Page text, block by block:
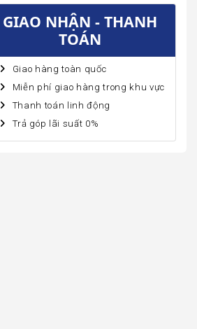
GIAO NHẬN - THANH
TOÁN
Giao hàng toàn quốc
Miễn phí giao hàng trong khu vực
Thanh toán linh động
Trả góp lãi suất 0%